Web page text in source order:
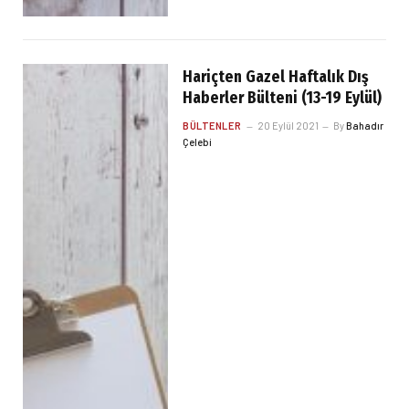
Hariçten Gazel Haftalık Dış
Haberler Bülteni (13-19 Eylül)
BÜLTENLER 20 Eylül 2021 ByBahadır
Çelebi